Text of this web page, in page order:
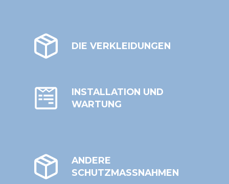
DIE VERKLEIDUNGEN
INSTALLATION UND
WARTUNG
ANDERE
SCHUTZMASSNAHMEN